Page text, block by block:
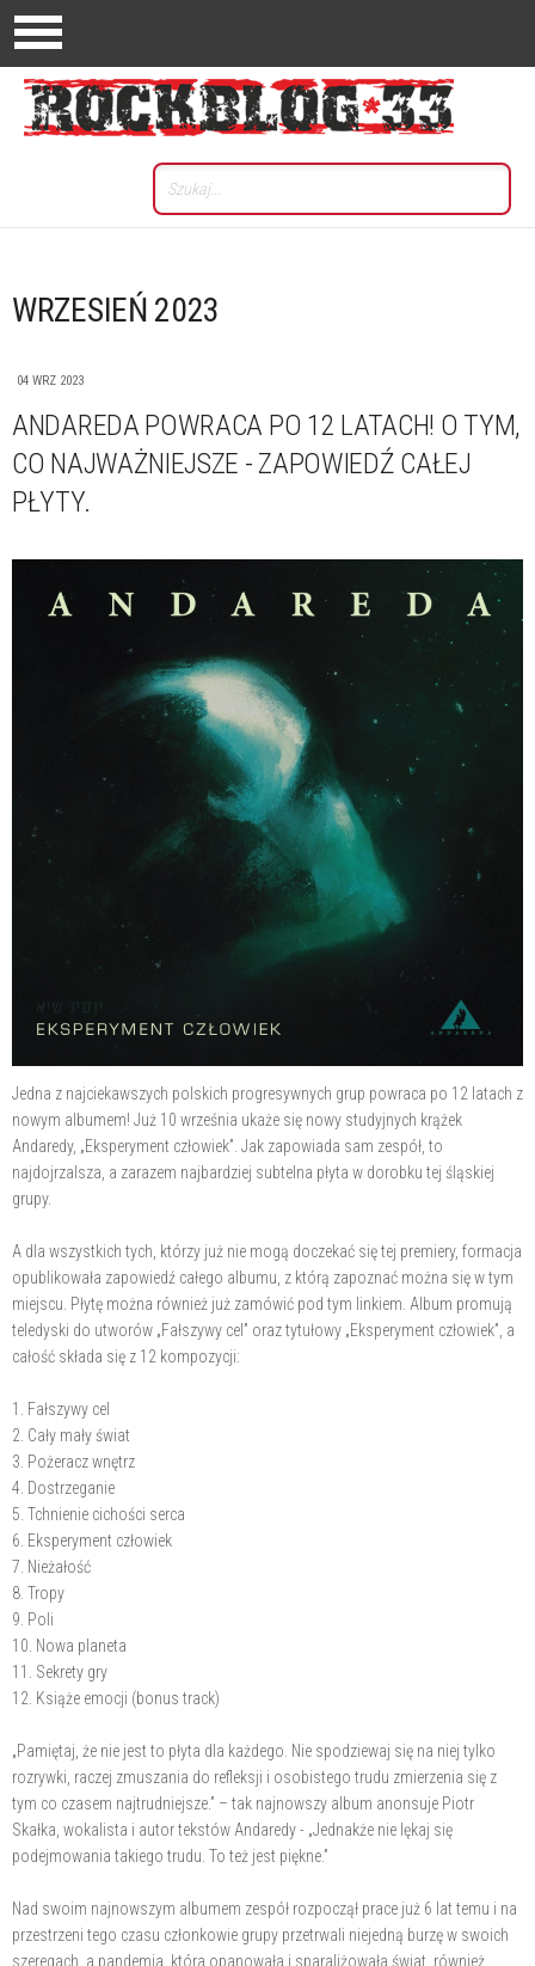
WRZESIEŃ 2023
04 WRZ 2023
ANDAREDA POWRACA PO 12 LATACH! O TYM,
CO NAJWAŻNIEJSZE - ZAPOWIEDŹ CAŁEJ
PŁYTY.
Jedna z najciekawszych polskich progresywnych grup powraca po 12 latach z
nowym albumem! Już 10 września ukaże się nowy studyjnych krążek
Andaredy, „Eksperyment człowiek”. Jak zapowiada sam zespół, to
najdojrzalsza, a zarazem najbardziej subtelna płyta w dorobku tej śląskiej
grupy.
A dla wszystkich tych, którzy już nie mogą doczekać się tej premiery, formacja
opublikowała zapowiedź całego albumu, z którą zapoznać można się w tym
miejscu. Płytę można również już zamówić pod tym linkiem. Album promują
teledyski do utworów „Fałszywy cel” oraz tytułowy „Eksperyment człowiek”, a
całość składa się z 12 kompozycji:
1. Fałszywy cel
2. Cały mały świat
3. Pożeracz wnętrz
4. Dostrzeganie
5. Tchnienie cichości serca
6. Eksperyment człowiek
7. Nieżałość
8. Tropy
9. Poli
10. Nowa planeta
11. Sekrety gry
12. Książe emocji (bonus track)
„Pamiętaj, że nie jest to płyta dla każdego. Nie spodziewaj się na niej tylko
rozrywki, raczej zmuszania do refleksji i osobistego trudu zmierzenia się z
tym co czasem najtrudniejsze.” – tak najnowszy album anonsuje Piotr
Skałka, wokalista i autor tekstów Andaredy - „Jednakże nie lękaj się
podejmowania takiego trudu. To też jest piękne.”
Nad swoim najnowszym albumem zespół rozpoczął prace już 6 lat temu i na
przestrzeni tego czasu członkowie grupy przetrwali niejedną burzę w swoich
szeregach, a pandemia, która opanowała i sparaliżowała świat, również